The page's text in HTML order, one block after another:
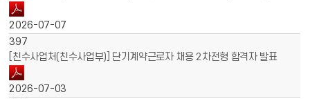
2026-07-07
397
[친수사업처(친수사업부)] 단기계약근로자 채용 2차전형 합격자 발표
2026-07-03